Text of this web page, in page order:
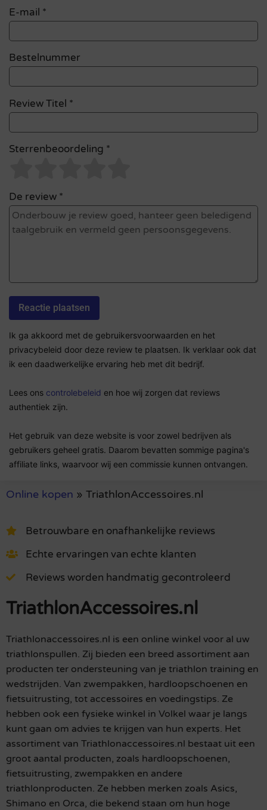
E-mail *
Bestelnummer
Review Titel *
Sterrenbeoordeling *
De review *
Ik ga akkoord met de gebruikersvoorwaarden en het
privacybeleid door deze review te plaatsen. Ik verklaar ook dat
ik een daadwerkelijke ervaring heb met dit bedrijf.
Lees ons controlebeleid en hoe wij zorgen dat reviews
authentiek zijn.
Het gebruik van deze website is voor zowel bedrijven als
gebruikers geheel gratis. Daarom bevatten sommige pagina's
affiliate links, waarvoor wij een commissie kunnen ontvangen.
Online kopen » TriathlonAccessoires.nl
Betrouwbare en onafhankelijke reviews
Echte ervaringen van echte klanten
Reviews worden handmatig gecontroleerd
TriathlonAccessoires.nl
Triathlonaccessoires.nl is een online winkel voor al uw
triathlonspullen. Zij bieden een breed assortiment aan
producten ter ondersteuning van je triathlon training en
wedstrijden. Van zwempakken, hardloopschoenen en
fietsuitrusting, tot accessoires en voedingstips. Ze
hebben ook een fysieke winkel in Volkel waar je langs
kunt gaan om advies te krijgen van hun experts. Het
assortiment van Triathlonaccessoires.nl bestaat uit een
groot aantal producten, zoals hardloopschoenen,
fietsuitrusting, zwempakken en andere
triathlonproducten. Ze hebben merken zoals Asics,
Shimano en Orca, die bekend staan om hun hoge